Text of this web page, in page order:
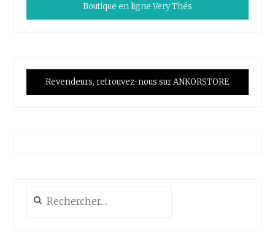
Boutique en ligne Very Thés
Revendeurs, retrouvez-nous sur ANKORSTORE